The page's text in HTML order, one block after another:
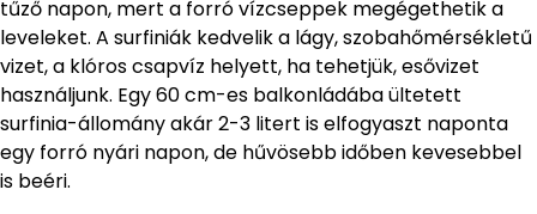
tűző napon, mert a forró vízcseppek megégethetik a
leveleket. A surfiniák kedvelik a lágy, szobahőmérsékletű
vizet, a klóros csapvíz helyett, ha tehetjük, esővizet
használjunk. Egy 60 cm-es balkonládába ültetett
surfinia-állomány akár 2-3 litert is elfogyaszt naponta
egy forró nyári napon, de hűvösebb időben kevesebbel
is beéri.